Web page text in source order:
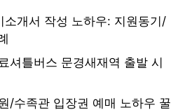
소개서 작성 노하우: 지원동기/
셔틀버스 문경새재역 출발 시
/수족관 입장권 예매 노하우 꿀